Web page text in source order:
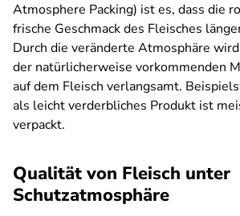
Atmosphere Packing) ist es, dass die
frische Geschmack des Fleisches
Durch die veränderte Atmosphäre
der natürlicherweise vorkommenden
auf dem Fleisch verlangsamt.
als leicht verderbliches Produkt ist
verpackt.
Qualität von Fleisch unter
Schutzatmosphäre